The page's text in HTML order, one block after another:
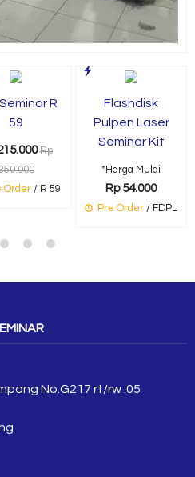
R
59
Rp
Order/ R 59
Flashdisk
Pulpen Laser
Seminar Kit
*Harga Mulai
Rp 54.000
Pre Order / FDPL
No.G217 rt/rw :05